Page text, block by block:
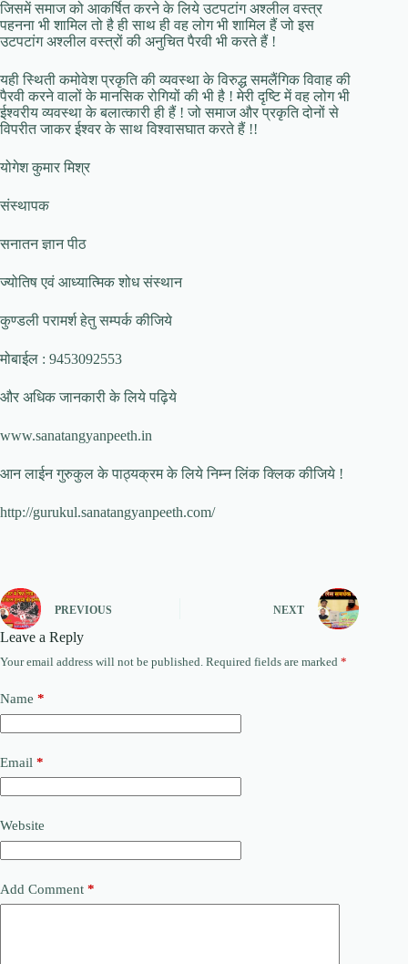
जिसमें समाज को आकर्षित करने के लिये उटपटांग अश्लील वस्त्र
पहनना भी शामिल तो है ही साथ ही वह लोग भी शामिल हैं जो इस
उटपटांग अश्लील वस्त्रों की अनुचित पैरवी भी करते हैं !
यही स्थिती कमोवेश प्रकृति की व्यवस्था के विरुद्ध समलैंगिक विवाह की
पैरवी करने वालों के मानसिक रोगियों की भी है ! मेरी दृष्टि में वह लोग भी
ईश्वरीय व्यवस्था के बलात्कारी ही हैं ! जो समाज और प्रकृति दोनों से
विपरीत जाकर ईश्वर के साथ विश्वासघात करते हैं !!
योगेश कुमार मिश्र
संस्थापक
सनातन ज्ञान पीठ
ज्योतिष एवं आध्यात्मिक शोध संस्थान
कुण्डली परामर्श हेतु सम्पर्क कीजिये
मोबाईल : 9453092553
और अधिक जानकारी के लिये पढ़िये
www.sanatangyanpeeth.in
आन लाईन गुरुकुल के पाठ्यक्रम के लिये निम्न लिंक क्लिक कीजिये !
http://gurukul.sanatangyanpeeth.com/
PREVIOUS NEXT
Leave a Reply
Your email address will not be published. Required fields are marked *
Name *
Email *
Website
Add Comment *